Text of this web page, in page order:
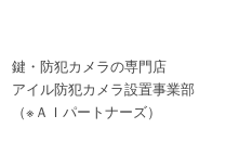
鍵・防犯カメラの専門店
アイル防犯カメラ設置事業部
（※ＡＩパートナーズ）